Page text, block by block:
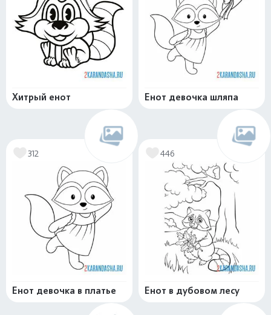
Хитрый енот Енот девочка шляпа
312
Енот девочка в платье
446
Енот в дубовом лесу